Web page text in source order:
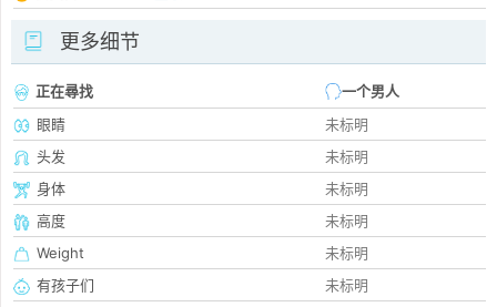
更多细节
正在尋找
一个男人
眼睛
未标明
头发
未标明
身体
未标明
高度
未标明
Weight
未标明
有孩子们
未标明